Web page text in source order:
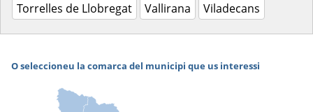
Torrelles de Llobregat
Vallirana Viladecans